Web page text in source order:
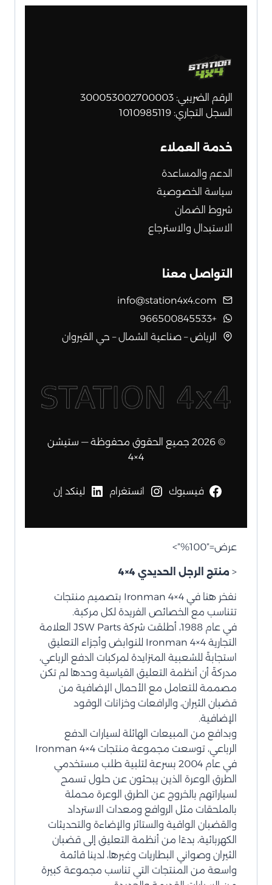
الرقم الضريبي: 300053002700003
السجل التجاري: 1010985119
خدمة العملاء
الدعم والمساعدة
سياسة الخصوصية
شروط الضمان
الاستبدال والاسترجاع
التواصل معنا
info@station4x4.com
+966500845533
الرياض – صناعية الشمال – حي القيروان
© 2026 جميع الحقوق محفوظة — ستيشن
4×4
فيسبوك انستغرام لينكد إن
عرض=”100%”>
< منتج الرجل الحديدي 4×4
نفخر هنا في Ironman 4×4 بتصميم منتجات
تتناسب مع الخصائص الفريدة لكل مركبة.
في عام 1988، أطلقت شركة JSW Parts العلامة
التجارية Ironman 4×4 للنوابض وأجزاء التعليق
استجابةً للشعبية المتزايدة لمركبات الدفع الرباعي،
مدركةً أن أنظمة التعليق القياسية وحدها لم تكن
مصممة للتعامل مع الأحمال الإضافية من
قضبان الثيران، والرافعات وخزانات الوقود
الإضافية.
وبدافع من المبيعات الهائلة لسيارات الدفع
الرباعي، توسعت مجموعة منتجات Ironman 4×4
في عام 2004 بسرعة لتلبية طلب مستخدمي
الطرق الوعرة الذين يبحثون عن حلول تسمح
لسياراتهم بالخروج عن الطرق الوعرة محملة
بالملحقات مثل الروافع ومعدات الاسترداد
والقضبان الواقية والستائر والإضاءة والتحديثات
الكهربائية، بدءًا من أنظمة التعليق إلى قضبان
الثيران وصواني البطاريات وغيرها، لدينا قائمة
واسعة من المنتجات التي تناسب مجموعة كبيرة